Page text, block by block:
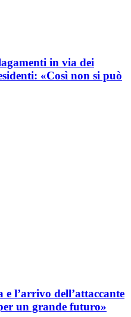
in via dei
«Così non si può
e l’arrivo dell’attaccante
un grande futuro»